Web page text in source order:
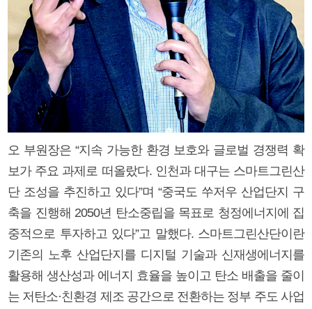
오 부원장은 “지속 가능한 환경 보호와 글로벌 경쟁력 확
보가 주요 과제로 떠올랐다. 인천과 대구는 스마트그린산
단 조성을 추진하고 있다”며 “중국도 쑤저우 산업단지 구
축을 진행해 2050년 탄소중립을 목표로 청정에너지에 집
중적으로 투자하고 있다”고 말했다. 스마트그린산단이란
기존의 노후 산업단지를 디지털 기술과 신재생에너지를
활용해 생산성과 에너지 효율을 높이고 탄소 배출을 줄이
는 저탄소·친환경 제조 공간으로 전환하는 정부 주도 사업